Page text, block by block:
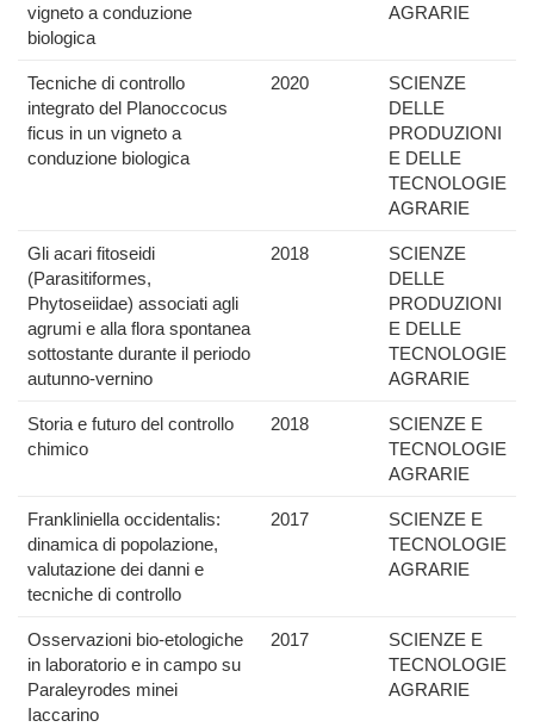
vigneto a conduzione
biologica
AGRARIE
Tecniche di controllo
integrato del Planoccocus
ficus in un vigneto a
conduzione biologica
2020
SCIENZE
DELLE
PRODUZIONI
E DELLE
TECNOLOGIE
AGRARIE
Gli acari fitoseidi
(Parasitiformes,
Phytoseiidae) associati agli
agrumi e alla flora spontanea
sottostante durante il periodo
autunno-vernino
2018
SCIENZE
DELLE
PRODUZIONI
E DELLE
TECNOLOGIE
AGRARIE
Storia e futuro del controllo
chimico
2018
SCIENZE E
TECNOLOGIE
AGRARIE
Frankliniella occidentalis:
dinamica di popolazione,
valutazione dei danni e
tecniche di controllo
2017
SCIENZE E
TECNOLOGIE
AGRARIE
Osservazioni bio-etologiche
in laboratorio e in campo su
Paraleyrodes minei
Iaccarino
2017
SCIENZE E
TECNOLOGIE
AGRARIE